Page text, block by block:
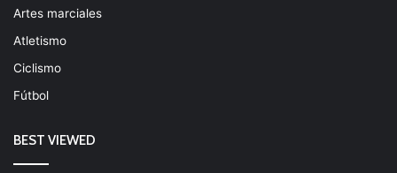
Artes marciales
Atletismo
Ciclismo
Fútbol
BEST VIEWED